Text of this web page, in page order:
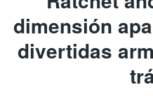
dimensión
divertidas